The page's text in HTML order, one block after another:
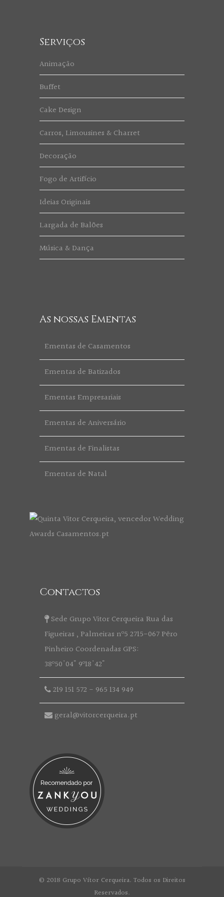
Serviços
Animação
Buffet
Cake Design
Carros, Limousines & Charret
Decoração
Fogo de Artifício
Ideias Originais
Largada de Balões
Música & Dança
As nossas Ementas
Ementas de Casamentos
Ementas de Batizados
Ementas Empresariais
Ementas de Aniversário
Ementas de Finalistas
Ementas de Natal
Contactos
Sede Grupo Vitor Cerqueira Rua das
Figueiras , Palmeiras nº5 2715-067 Pêro
Pinheiro Coordenadas GPS:
38º50'04" 9º18'42"
219 151 572 - 965 134 949
geral@vitorcerqueira.pt
© 2018 Grupo Vítor Cerqueira. Todos os Direitos
Reservados.